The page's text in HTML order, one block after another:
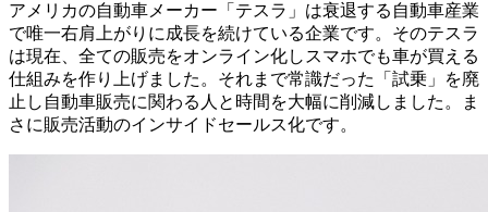
アメリカの自動車メーカー「テスラ」は衰退する自動車産業
で唯一右肩上がりに成長を続けている企業です。そのテスラ
は現在、全ての販売をオンライン化しスマホでも車が買える
仕組みを作り上げました。それまで常識だった「試乗」を廃
止し自動車販売に関わる人と時間を大幅に削減しました。ま
さに販売活動のインサイドセールス化です。